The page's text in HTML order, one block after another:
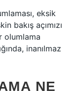
eksik
bakış açımızı
olumlama
inanılmaz
NE